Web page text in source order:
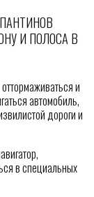
И ПОЛОСА В
и
автомобиль,
дороги и
в специальных